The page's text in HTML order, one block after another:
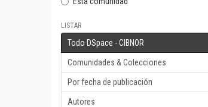
LISTAR
Todo DSpace - CIBNOR
Comunidades & Colecciones
Por fecha de publicación
Autores